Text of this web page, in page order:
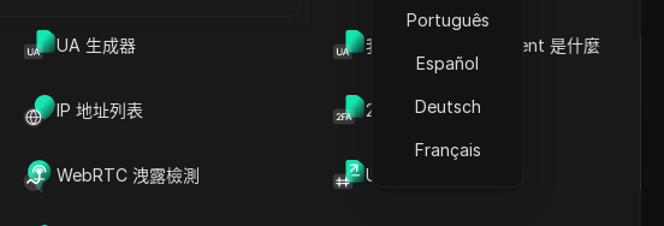
UA 生成器 我的瀏覽器 User Agent 是什麼
IP 地址列表 2FA验证码生成器
WebRTC 洩露檢測 UUID 產生器
Português
Español
Deutsch
Français
在ChatGPT中開啟
在Claude中開啟
就此頁面提問